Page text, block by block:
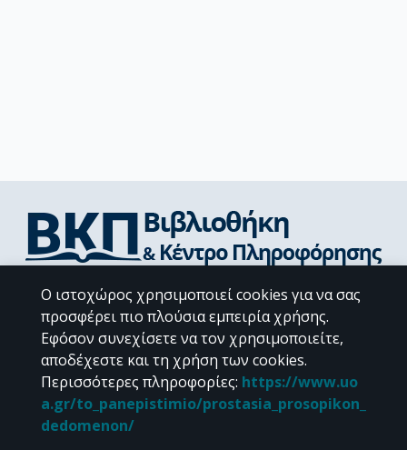
Διεύθυνση Βιβλιοθήκης & Κέντρου Πληροφόρησης
Βιβλιοθήκες Σχολών του ΕΚΠΑ
Υπολογιστικό Κέντρο Βιβλιοθηκών
Επικοινωνία / Helpdesk
Ο ιστοχώρος χρησιμοποιεί cookies για να σας
προσφέρει πιο πλούσια εμπειρία χρήσης.
Εφόσον συνεχίσετε να τον χρησιμοποιείτε,
αποδέχεστε και τη χρήση των cookies.
Περισσότερες πληροφορίες: https://www.uo
a.gr/to_panepistimio/prostasia_prosopikon_
dedomenon/